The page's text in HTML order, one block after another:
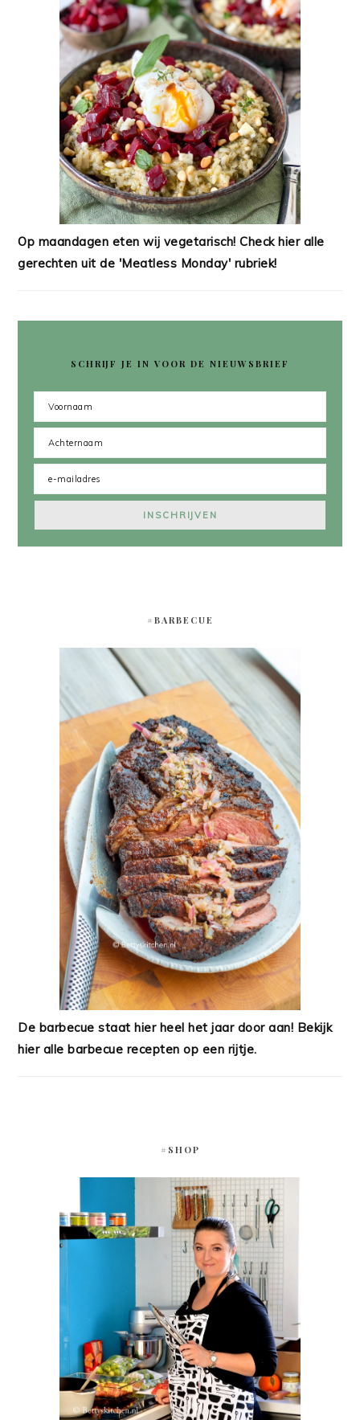
Op maandagen eten wij vegetarisch! Check hier alle
gerechten uit de 'Meatless Monday' rubriek!
SCHRIJF JE IN VOOR DE NIEUWSBRIEF
#BARBECUE
De barbecue staat hier heel het jaar door aan! Bekijk
hier alle barbecue recepten op een rijtje.
#SHOP